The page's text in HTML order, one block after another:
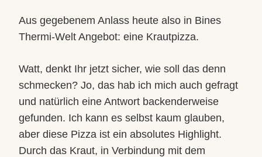
Aus gegebenem Anlass heute also in Bines
Thermi-Welt Angebot: eine Krautpizza.
Watt, denkt Ihr jetzt sicher, wie soll das denn
schmecken? Jo, das hab ich mich auch gefragt
und natürlich eine Antwort backenderweise
gefunden. Ich kann es selbst kaum glauben,
aber diese Pizza ist ein absolutes Highlight.
Durch das Kraut, in Verbindung mit dem